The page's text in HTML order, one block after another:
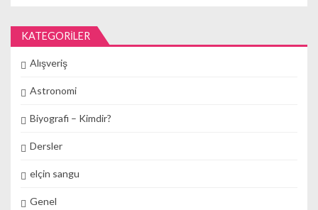
KATEGORILER
Alışveriş
Astronomi
Biyografi – Kimdir?
Dersler
elçin sangu
Genel